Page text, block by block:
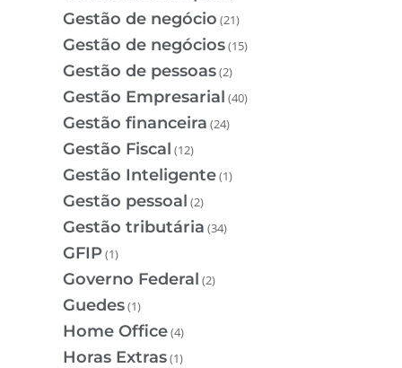
Gestão de negócio (21)
Gestão de negócios(15)
Gestão de pessoas(2)
Gestão Empresarial (40)
Gestão financeira (24)
Gestão Fiscal (12)
Gestão Inteligente(1)
Gestão pessoal (2)
Gestão tributária (34)
GFIP(1)
Governo Federal (2)
Guedes(1)
Home Office(4)
Horas Extras(1)